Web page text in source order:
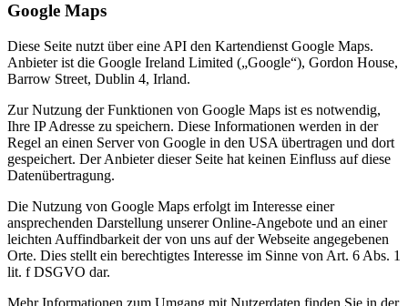
Google Maps
Diese Seite nutzt über eine API den Kartendienst Google Maps.
Anbieter ist die Google Ireland Limited („Google“), Gordon House,
Barrow Street, Dublin 4, Irland.
Zur Nutzung der Funktionen von Google Maps ist es notwendig,
Ihre IP Adresse zu speichern. Diese Informationen werden in der
Regel an einen Server von Google in den USA übertragen und dort
gespeichert. Der Anbieter dieser Seite hat keinen Einfluss auf diese
Datenübertragung.
Die Nutzung von Google Maps erfolgt im Interesse einer
ansprechenden Darstellung unserer Online-Angebote und an einer
leichten Auffindbarkeit der von uns auf der Webseite angegebenen
Orte. Dies stellt ein berechtigtes Interesse im Sinne von Art. 6 Abs. 1
lit. f DSGVO dar.
Mehr Informationen zum Umgang mit Nutzerdaten finden Sie in der